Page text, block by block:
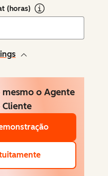
(horas)
mesmo o Agente